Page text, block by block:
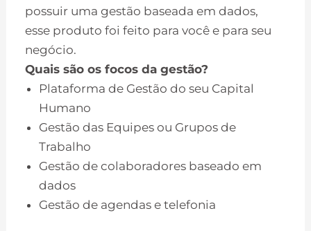
possuir uma gestão baseada em dados,
esse produto foi feito para você e para seu
negócio.
Quais são os focos da gestão?
Plataforma de Gestão do seu Capital
Humano
Gestão das Equipes ou Grupos de
Trabalho
Gestão de colaboradores baseado em
dados
Gestão de agendas e telefonia